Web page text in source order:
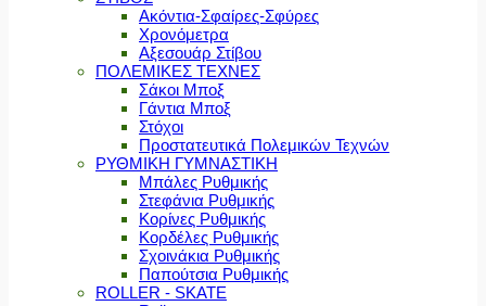
Ακόντια-Σφαίρες-Σφύρες
Χρονόμετρα
Αξεσουάρ Στίβου
ΠΟΛΕΜΙΚΕΣ ΤΕΧΝΕΣ
Σάκοι Μποξ
Γάντια Μποξ
Στόχοι
Προστατευτικά Πολεμικών Τεχνών
ΡΥΘΜΙΚΗ ΓΥΜΝΑΣΤΙΚΗ
Μπάλες Ρυθμικής
Στεφάνια Ρυθμικής
Κορίνες Ρυθμικής
Κορδέλες Ρυθμικής
Σχοινάκια Ρυθμικής
Παπούτσια Ρυθμικής
ROLLER - SKATE